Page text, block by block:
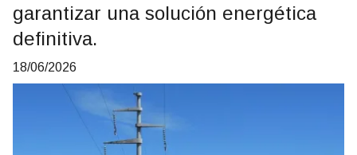
garantizar una solución energética
definitiva.
18/06/2026